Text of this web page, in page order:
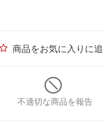
商品をお気に入りに
不適切な商品を報告